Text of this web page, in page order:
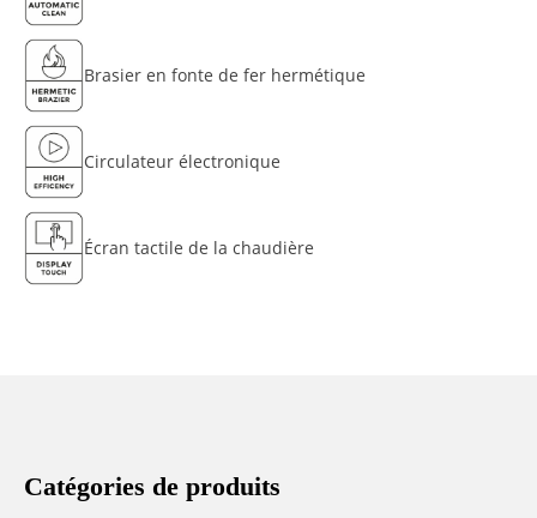
Brasier en fonte de fer hermétique
Circulateur électronique
Écran tactile de la chaudière
Catégories de produits